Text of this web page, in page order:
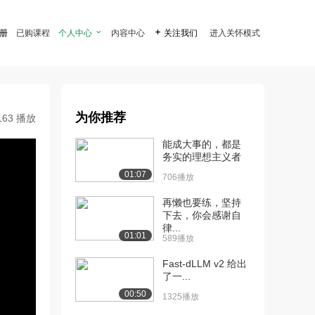
已购课程 个人中心  内容中心  关注我们 进入关怀模式
播放 为你推荐
01:07
能成大事的，都是
务实的理想主义者
706播放
01:01
再懒也要练，坚持
下去，你会感谢自
律...
589播放
00:50
Fast-dLLM v2 给出
了一...
1325播放